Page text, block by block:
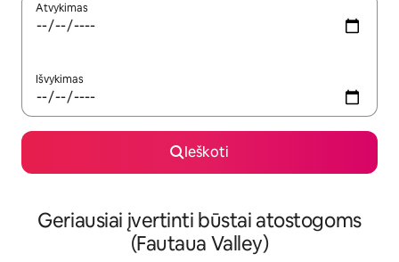
Atvykimas
Išvykimas
Ieškoti
Geriausiai įvertinti būstai atostogoms
(Fautaua Valley)